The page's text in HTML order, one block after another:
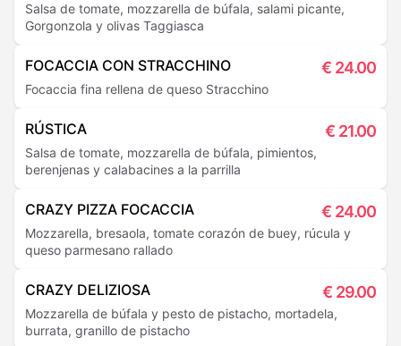
Salsa de tomate, mozzarella de búfala, salami picante,
Gorgonzola y olivas Taggiasca
FOCACCIA CON STRACCHINO € 24.00
Focaccia fina rellena de queso Stracchino
RÚSTICA € 21.00
Salsa de tomate, mozzarella de búfala, pimientos,
berenjenas y calabacines a la parrilla
CRAZY PIZZA FOCACCIA € 24.00
Mozzarella, bresaola, tomate corazón de buey, rúcula y
queso parmesano rallado
CRAZY DELIZIOSA € 29.00
Mozzarella de búfala y pesto de pistacho, mortadela,
burrata, granillo de pistacho